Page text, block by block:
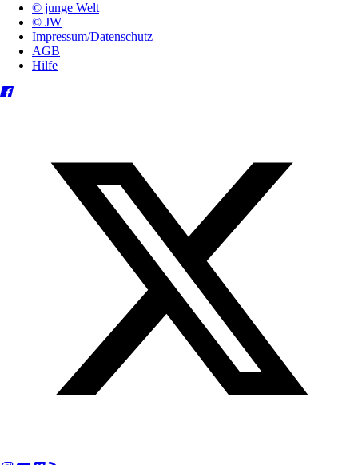
© junge Welt
© JW
Impressum/Datenschutz
AGB
Hilfe